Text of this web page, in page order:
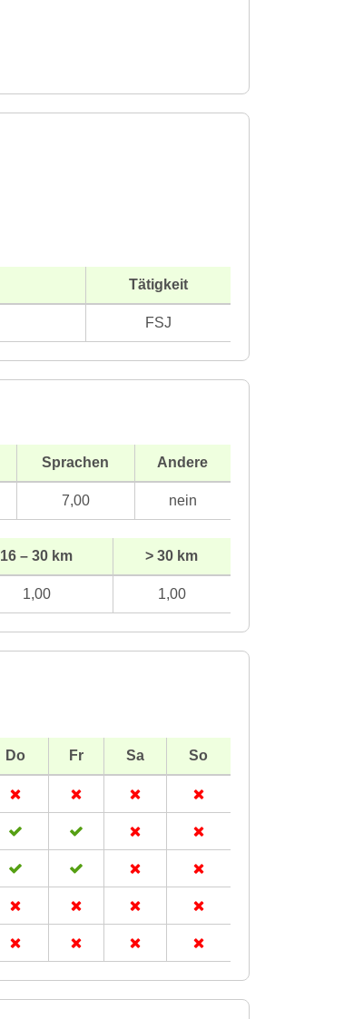
Tätigkeit
FSJ
Sprachen Andere
7,00 nein
16 – 30 km > 30 km
1,00 1,00
Do Fr Sa So